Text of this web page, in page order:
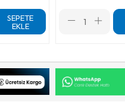
SEPETE
EKLE